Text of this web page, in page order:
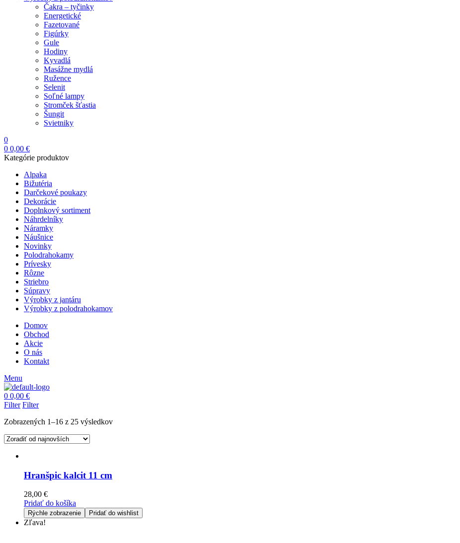
Čakra – tyčinky
Energetické
Fazetované
Figúrky
Gule
Hodiny
Kyvadlá
Masážne mydlá
Ružence
Selenit
Soľné lampy
Stromček šťastia
Šungit
Svietniky
0
0 0,00 €
Kategórie produktov
Alpaka
Bižutéria
Darčekové poukazy
Dekorácie
Doplnkový sortiment
Náhrdelníky
Náramky
Náušnice
Novinky
Polodrahokamy
Prívesky
Rôzne
Striebro
Súpravy
Výrobky z jantáru
Výrobky z polodrahokamov
Domov
Obchod
Akcie
O nás
Kontakt
Menu
0 0,00 €
Filter Filter
Zobrazených 1–16 z 25 výsledkov
Hranšpic kalcit 11 cm
28,00 €
Pridať do košíka
Rýchle zobrazenie Pridať do wishlist
Zľava!